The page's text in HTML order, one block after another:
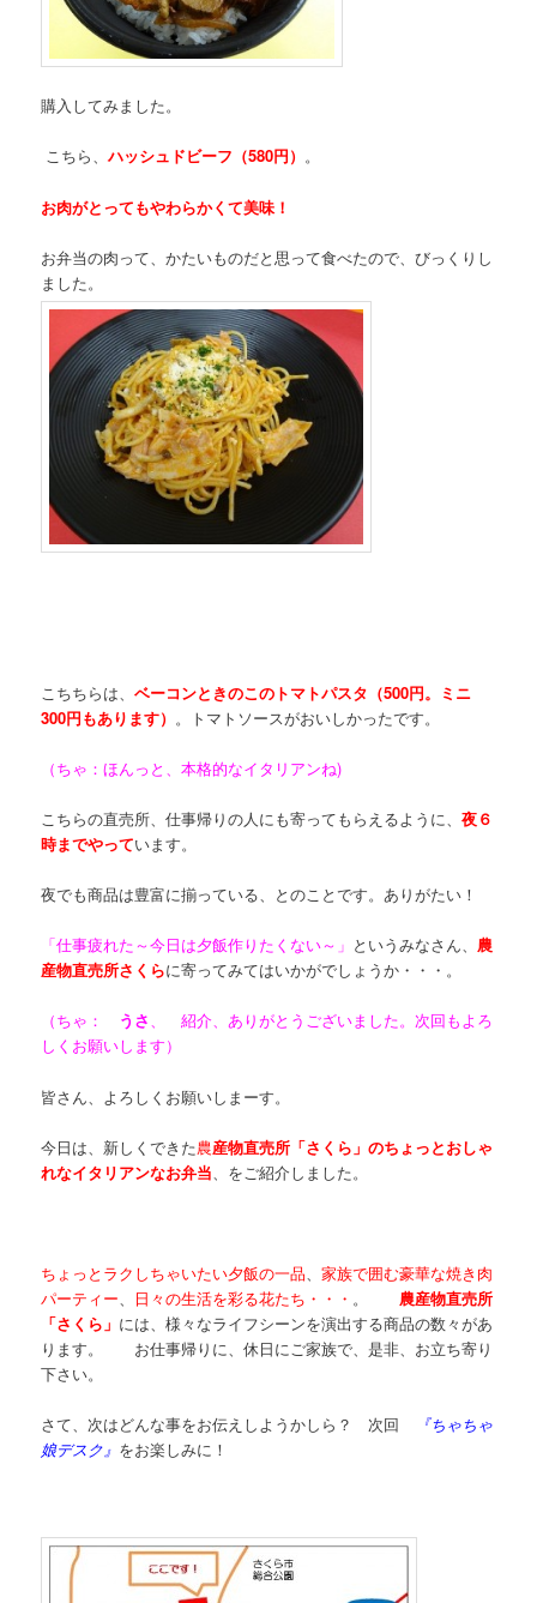
購入してみました。
こちら、ハッシュドビーフ（580円） 。
お肉がとってもやわらかくて美味！
お弁当の肉って、かたいものだと思って食べたので、びっくりし
ました。
こちちらは、ベーコンときのこのトマトパスタ（500円。ミニ
300円もあります） 。トマトソースがおいしかったです。
（ちゃ：ほんっと、本格的なイタリアンね)
こちらの直売所、仕事帰りの人にも寄ってもらえるように、夜６
時までやっています。
夜でも商品は豊富に揃っている、とのことです。ありがたい！
「仕事疲れた～今日は夕飯作りたくない～」 というみなさん、農
産物直売所さくらに寄ってみてはいかがでしょうか・・・。
（ちゃ： うさ、 紹介、ありがとうございました。次回もよろ
しくお願いします）
皆さん、よろしくお願いしまーす。
今日は、新しくできた農産物直売所「さくら」のちょっとおしゃ
れなイタリアンなお弁当 、をご紹介しました。
ちょっとラクしちゃいたい夕飯の一品、家族で囲む豪華な焼き肉
パーティー、 日々の生活を彩る花たち・・・ 。農産物直売所
「さくら」 には、様々なライフシーンを演出する商品の数々があ
ります。 お仕事帰りに、休日にご家族で、是非、お立ち寄り
下さい。
さて、次はどんな事をお伝えしようかしら？ 次回 『ちゃちゃ
娘デスク』 をお楽しみに！